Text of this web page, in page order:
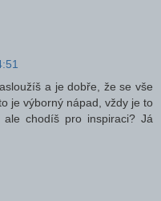
a je dobře, že se vše
je výborný nápad, vždy je to
chodíš pro inspiraci? Já